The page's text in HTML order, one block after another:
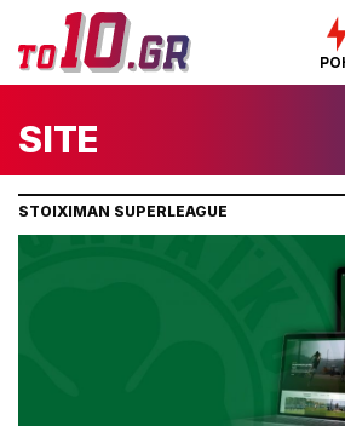
SITE
STOIXIMAN SUPERLEAGUE